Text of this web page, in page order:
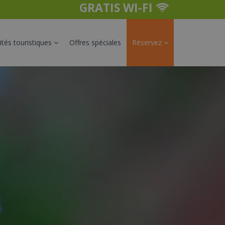
GRATIS WI-FI
touristiques Offres spéciales Réservez